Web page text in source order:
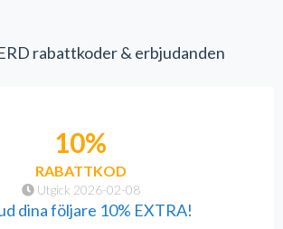
rabattkoder & erbjudanden
Utgick 2026-02-08
10%
RABATTKOD
dina följare 10% EXTRA!